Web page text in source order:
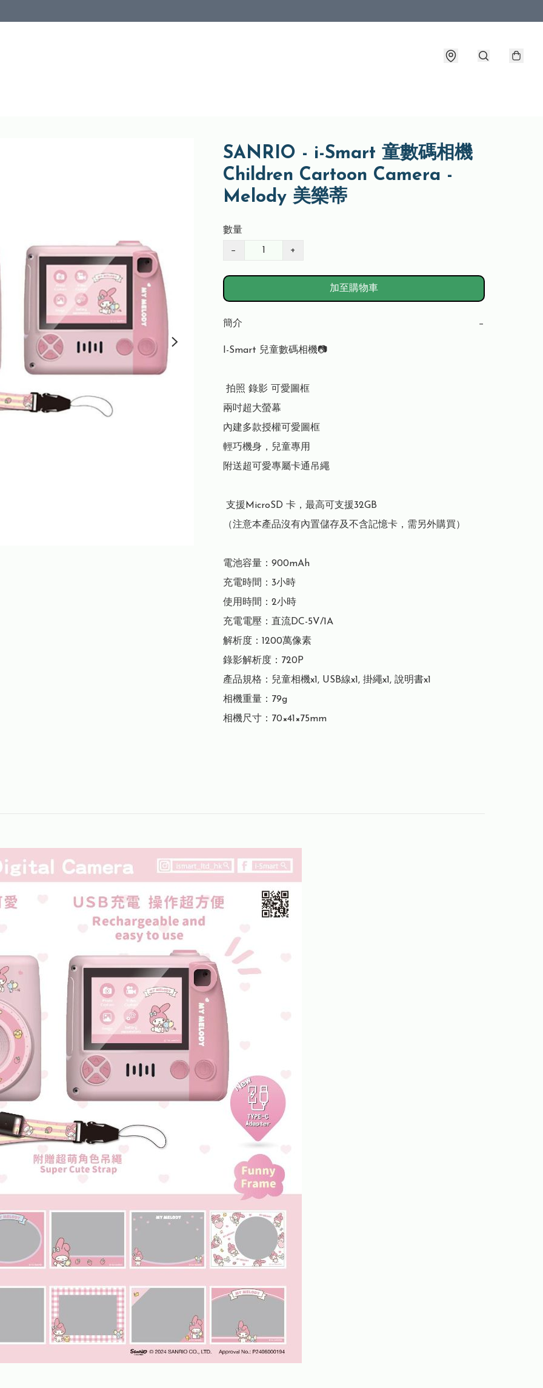
SANRIO - i-Smart 童數碼相機
Children Cartoon Camera -
Melody 美樂蒂
數量
− +
加至購物車
簡介 −
I-Smart 兒童數碼相機📷
拍照 錄影 可愛圖框
兩吋超大螢幕
內建多款授權可愛圖框
輕巧機身，兒童專用
附送超可愛專屬卡通吊繩
支援MicroSD 卡，最高可支援32GB
（注意本產品沒有內置儲存及不含記憶卡，需另外購買）
電池容量：900mAh
充電時間：3小時
使用時間：2小時
充電電壓：直流DC-5V/1A
解析度：1200萬像素
錄影解析度：720P
產品規格：兒童相機x1, USB線x1, 掛繩x1, 說明書x1
相機重量：79g
相機尺寸：70×41×75mm